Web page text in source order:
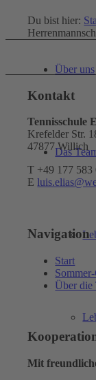
Über uns
Das
Du bist hier:
Kontakt
Tennisschule
Krefelder Str.
47877 Willich
T +49 177 583
E
Navigation
Start
Über die
Mit